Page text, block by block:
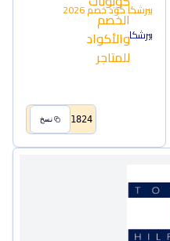
بيرشكاكود خصم2026
بيرشكا
1824 نسخ